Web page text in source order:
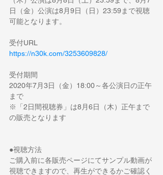
日（金）公演は8月9日（日）23:59まで視聴
可能となります。
受付URL
https://n30k.com/3253609828/
受付期間
2020年7月3日（金）18:00～各公演日の正午
まで
※「2日間視聴券」は8月6日（木）正午まで
の販売となります
●視聴方法
ご購入前に各販売ページにてサンプル動画が
視聴できますので、再生ができるかご確認く